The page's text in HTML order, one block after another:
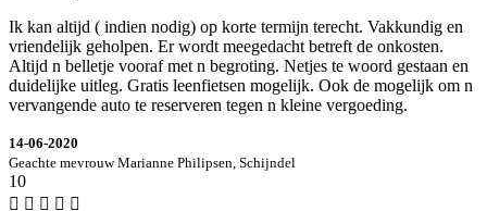
Ik kan altijd ( indien nodig) op korte termijn terecht. Vakkundig en
vriendelijk geholpen. Er wordt meegedacht betreft de onkosten.
Altijd n belletje vooraf met n begroting. Netjes te woord gestaan en
duidelijke uitleg. Gratis leenfietsen mogelijk. Ook de mogelijk om n
vervangende auto te reserveren tegen n kleine vergoeding.
14-06-2020
Geachte mevrouw Marianne Philipsen, Schijndel
10